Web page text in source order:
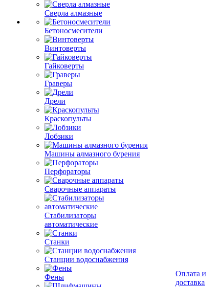
Сверла алмазные
Бетоносмесители
Винтоверты
Гайковерты
Граверы
Дрели
Краскопульты
Лобзики
Машины алмазного бурения
Перфораторы
Сварочные аппараты
Стабилизаторы
автоматические
Станки
Станции водоснабжения
Фены
Оплата и
доставка